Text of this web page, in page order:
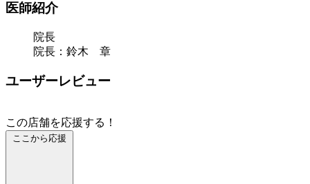
医師紹介
院長
院長：鈴木 章
ユーザーレビュー
この店舗を応援する！
ここから応援